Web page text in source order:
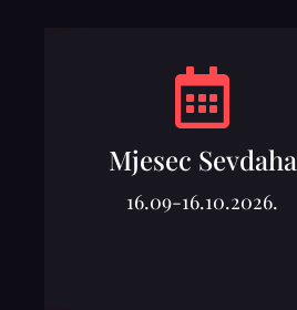
Mjesec Sevdaha
16.09-16.10.2026.